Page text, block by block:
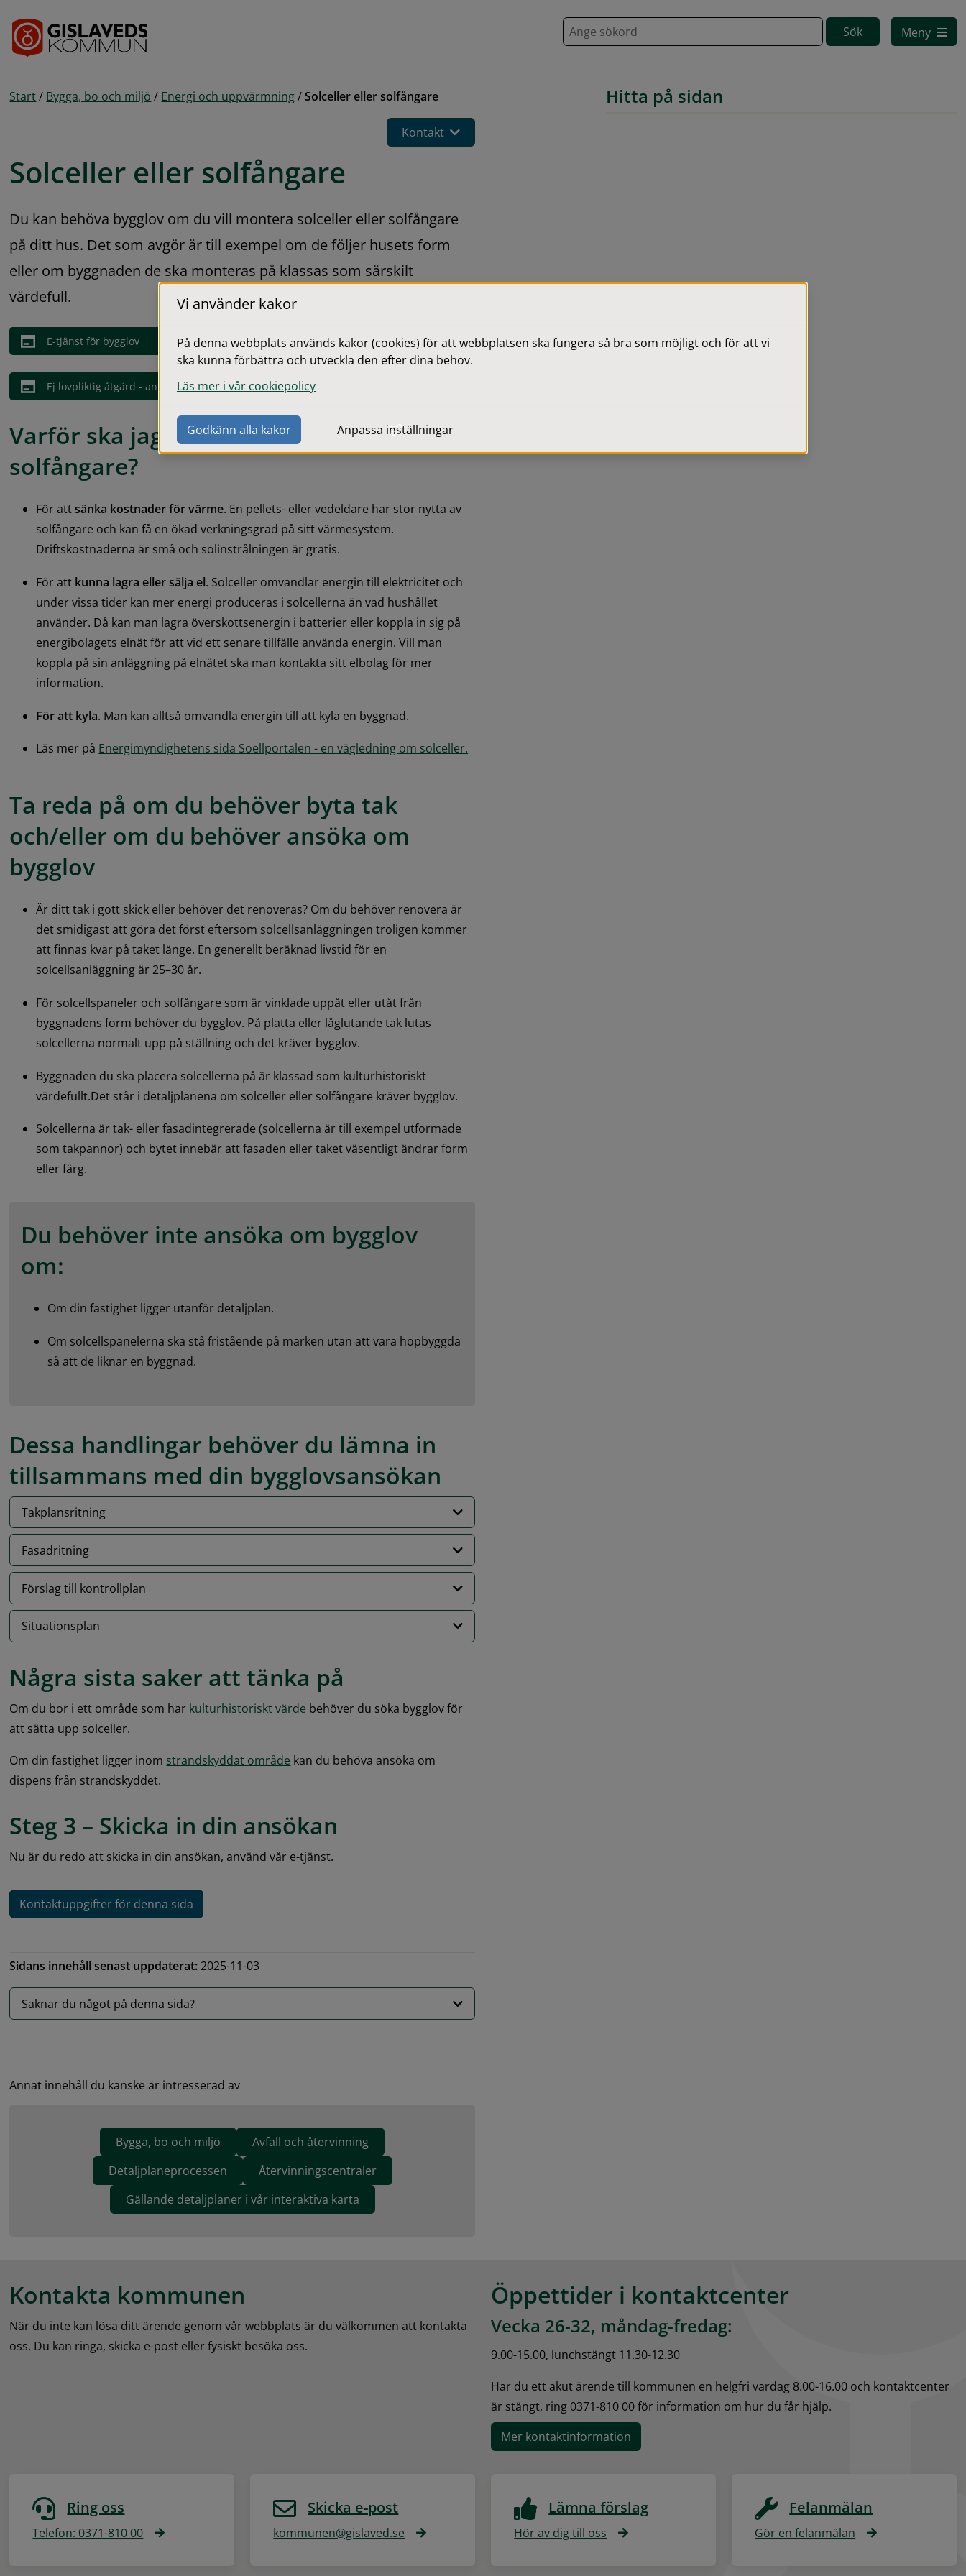
S
ö
Meny
Start / Bygga, bo och miljö / Energi och uppvärmning / Solceller eller solfångare
Kontakt
Solceller eller solfångare
Du kan behöva bygglov om du vill montera solceller eller solfångare
på ditt hus. Det som avgör är till exempel om de följer husets form
eller om byggnaden de ska monteras på klassas som särskilt
värdefull.
E-tjänst för bygglov
Ej lovpliktig åtgärd - anmälan
Varför ska jag ha solceller eller
solfångare?
För att sänka kostnader för värme. En pellets- eller vedeldare har stor nytta av
solfångare och kan få en ökad verkningsgrad på sitt värmesystem.
Driftskostnaderna är små och solinstrålningen är gratis.
För att kunna lagra eller sälja el. Solceller omvandlar energin till elektricitet och
under vissa tider kan mer energi produceras i solcellerna än vad hushållet
använder. Då kan man lagra överskottsenergin i batterier eller koppla in sig på
energibolagets elnät för att vid ett senare tillfälle använda energin. Vill man
koppla på sin anläggning på elnätet ska man kontakta sitt elbolag för mer
information.
För att kyla. Man kan alltså omvandla energin till att kyla en byggnad.
Läs mer på Energimyndighetens sida Soellportalen - en vägledning om solceller.
Ta reda på om du behöver byta tak
och/eller om du behöver ansöka om
bygglov
Är ditt tak i gott skick eller behöver det renoveras? Om du behöver renovera är
det smidigast att göra det först eftersom solcellsanläggningen troligen kommer
att finnas kvar på taket länge. En generellt beräknad livstid för en
solcellsanläggning är 25–30 år.
För solcellspaneler och solfångare som är vinklade uppåt eller utåt från
byggnadens form behöver du bygglov. På platta eller låglutande tak lutas
solcellerna normalt upp på ställning och det kräver bygglov.
Byggnaden du ska placera solcellerna på är klassad som kulturhistoriskt
värdefullt.Det står i detaljplanena om solceller eller solfångare kräver bygglov.
Solcellerna är tak- eller fasadintegrerade (solcellerna är till exempel utformade
som takpannor) och bytet innebär att fasaden eller taket väsentligt ändrar form
eller färg.
Du behöver inte ansöka om bygglov
om:
Om din fastighet ligger utanför detaljplan.
Om solcellspanelerna ska stå fristående på marken utan att vara hopbyggda
så att de liknar en byggnad.
Dessa handlingar behöver du lämna in
tillsammans med din bygglovsansökan
Takplansritning
Fasadritning
Förslag till kontrollplan
Situationsplan
Några sista saker att tänka på
Om du bor i ett område som har kulturhistoriskt värde behöver du söka bygglov för
att sätta upp solceller.
Om din fastighet ligger inom strandskyddat område kan du behöva ansöka om
dispens från strandskyddet.
Steg 3 – Skicka in din ansökan
Nu är du redo att skicka in din ansökan, använd vår e-tjänst.
Kontaktuppgifter för denna sida
Sidans innehåll senast uppdaterat: 2025-11-03
Saknar du något på denna sida?
Annat innehåll du kanske är intresserad av
Bygga, bo och miljö
Avfall och återvinning
Detaljplaneprocessen
Återvinningscentraler
Gällande detaljplaner i vår interaktiva karta
Hitta på sidan
Kontakta kommunen
När du inte kan lösa ditt ärende genom vår webbplats är du välkommen att kontakta
oss. Du kan ringa, skicka e-post eller fysiskt besöka oss.
Öppettider i kontaktcenter
Vecka 26-32, måndag-fredag:
9.00-15.00, lunchstängt 11.30-12.30
Har du ett akut ärende till kommunen en helgfri vardag 8.00-16.00 och kontaktcenter
är stängt, ring 0371-810 00 för information om hur du får hjälp.
Mer kontaktinformation
Ring oss
Telefon: 0371-810 00
Skicka e-post
kommunen@gislaved.se
Lämna förslag
Hör av dig till oss
Felanmälan
Gör en felanmälan
Vi använder kakor
På denna webbplats används kakor (cookies) för att webbplatsen ska fungera så bra som möjligt och för att vi
ska kunna förbättra och utveckla den efter dina behov.
Läs mer i vår cookiepolicy
Godkänn alla kakor Anpassa inställningar